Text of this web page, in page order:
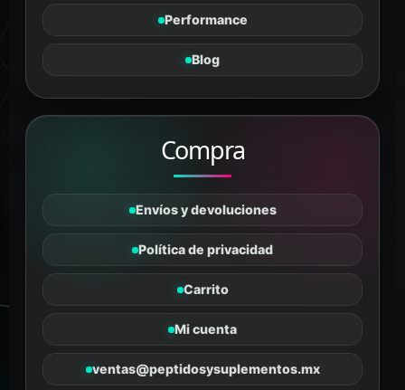
Performance
Blog
Compra
Envíos y devoluciones
Política de privacidad
Carrito
Mi cuenta
ventas@peptidosysuplementos.mx
PÉPTIDOS Y SUPLEMENTOS